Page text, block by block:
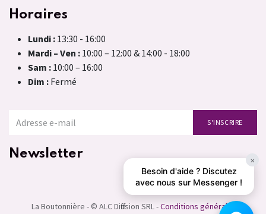
Horaires
Lundi : 13:30 - 16:00
Mardi – Ven : 10:00 – 12:00 & 14:00 - 18:00
Sam : 10:00 – 16:00
Dim : Fermé
S'INSCRIRE
Newsletter ×
Besoin d'aide ? Discutez
avec nous sur Messenger !
La Boutonnière - © ALC Diffusion SRL -Conditions générales